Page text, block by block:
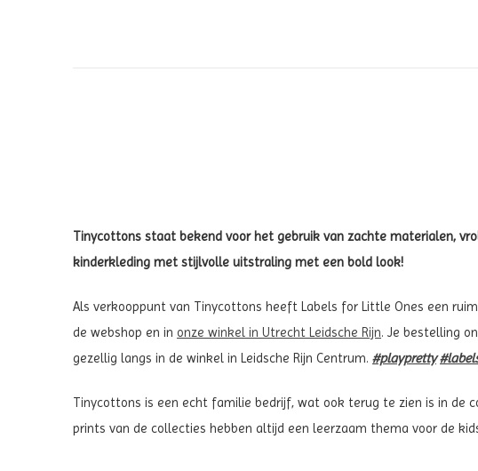
Tinycottons staat bekend voor het gebruik van zachte materialen,
kinderkleding met stijlvolle uitstraling met een bold look!
Als verkooppunt van Tinycottons heeft Labels for Little Ones een
de webshop en in onze winkel in Utrecht Leidsche Rijn. Je bestelling
gezellig langs in de winkel in Leidsche Rijn Centrum. #playpretty
Tinycottons is een echt familie bedrijf, wat ook terug te zien is in de
prints van de collecties hebben altijd een leerzaam thema voor de